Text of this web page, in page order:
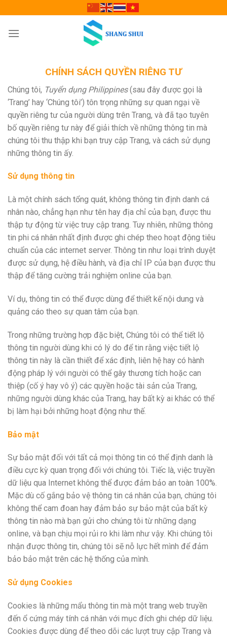
to
content
CHÍNH SÁCH QUYỀN RIÊNG TƯ
Chúng tôi, Tuyển dụng Philippines(sau đây được gọi là
‘Trang’ hay ‘Chúng tôi’) tôn trọng những sự quan ngại về
quyền riêng tư của người dùng trên Trang, và đã tạo tuyên
bố quyền riêng tư này để giải thích về những thông tin mà
chúng tôi thu thập khi bạn truy cập Trang, và cách sử dụng
những thông tin ấy.
Sử dụng thông tin
Là một chính sách tổng quát, không thông tin định danh cá
nhân nào, chẳng hạn như tên hay địa chỉ của bạn, được thu
thập tự động từ việc truy cập trang. Tuy nhiên, những thông
tin phi cá nhân nhất định được ghi chép theo hoạt động tiêu
chuẩn của các internet server. Thông tin như loại trình duyệt
được sử dụng, hệ điều hành, và địa chỉ IP của bạn được thu
thập để tăng cường trải nghiệm online của bạn.
Ví dụ, thông tin có thể được dùng để thiết kế nội dung và
quảng cáo theo sự quan tâm của bạn.
Trong những trường hợp đặc biệt, Chúng tôi có thể tiết lộ
thông tin người dùng khi có lý do để tin rằng việc tiết lộ
thông tin này là cần thiết để xác định, liên hệ hay có hành
động pháp lý với người có thể gây thương tích hoặc can
thiệp (cố ý hay vô ý) các quyền hoặc tài sản của Trang,
những người dùng khác của Trang, hay bất kỳ ai khác có thể
bị làm hại bởi những hoạt động như thế.
Bảo mật
Sự bảo mật đối với tất cả mọi thông tin có thể định danh là
điều cực kỳ quan trọng đối với chúng tôi. Tiếc là, việc truyền
dữ liệu qua Internet không thể được đảm bảo an toàn 100%.
Mặc dù cố gắng bảo vệ thông tin cá nhân của bạn, chúng tôi
không thể cam đoan hay đảm bảo sự bảo mật của bất kỳ
thông tin nào mà bạn gửi cho chúng tôi từ những dạng
online, và bạn chịu mọi rủi ro khi làm như vậy. Khi chúng tôi
nhận được thông tin, chúng tôi sẽ nỗ lực hết mình để đảm
bảo bảo mật trên các hệ thống của mình.
Sử dụng Cookies
Cookies là những mẩu thông tin mà một trang web truyền
đến ổ cứng máy tính cá nhân với mục đích ghi chép dữ liệu.
Cookies được dùng để theo dõi các lượt truy cập Trang và